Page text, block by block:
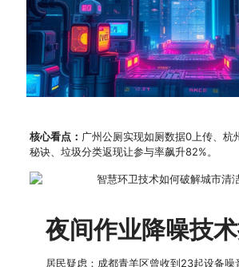
核心看点： 广州公厕实现如厕数据0上传、杭
秘诀、垃圾分类返现让参与率飙升82%。
夜间作业降噪技
居民疑虑：成都青羊区曾收到23起设备噪